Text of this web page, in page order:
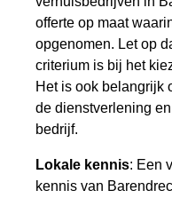
offerte op maat
opgenomen. Let op
criterium is bij het
Het is ook belangrijk
de dienstverlening
bedrijf.
Lokale kennis: Een
kennis van